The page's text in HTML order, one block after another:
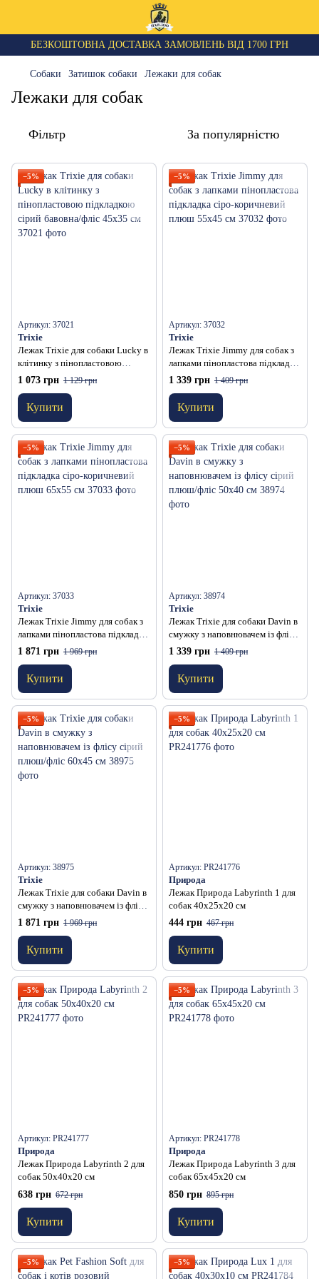
БЕЗКОШТОВНА ДОСТАВКА ЗАМОВЛЕНЬ ВІД 1700 ГРН
Собаки Затишок собаки Лежаки для собак
Лежаки для собак
Фільтр За популярністю
−5%
Артикул: 37021
Trixie
Лежак Trixie для собаки Lucky в
клітинку з пінопластовою
підкладкою сірий бавовна/фліс
45х35 см
1 073 грн 1 129 грн
Купити
−5%
Артикул: 37032
Trixie
Лежак Trixie Jimmy для собак з
лапками пінопластова підкладка
сіро-коричневий плюш 55х45 см
1 339 грн 1 409 грн
Купити
−5%
Артикул: 37033
Trixie
Лежак Trixie Jimmy для собак з
лапками пінопластова підкладка
сіро-коричневий плюш 65х55 см
1 871 грн 1 969 грн
Купити
−5%
Артикул: 38974
Trixie
Лежак Trixie для собаки Davin в
смужку з наповнювачем із флісу
сірий плюш/фліс 50х40 см
1 339 грн 1 409 грн
Купити
−5%
Артикул: 38975
Trixie
Лежак Trixie для собаки Davin в
смужку з наповнювачем із флісу
сірий плюш/фліс 60х45 см
1 871 грн 1 969 грн
Купити
−5%
Артикул: PR241776
Природа
Лежак Природа Labyrinth 1 для
собак 40х25х20 см
444 грн 467 грн
Купити
−5%
Артикул: PR241777
Природа
Лежак Природа Labyrinth 2 для
собак 50х40х20 см
638 грн 672 грн
Купити
−5%
Артикул: PR241778
Природа
Лежак Природа Labyrinth 3 для
собак 65х45х20 см
850 грн 895 грн
Купити
−5% −5%